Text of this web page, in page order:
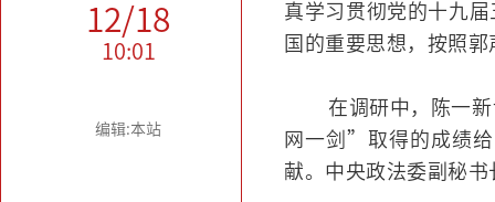
12/18
10:01
编辑:本站
真学习贯彻党的十九
国的重要思想，按照
在调研中，陈一
网一剑”取得的成绩
献。中央政法委副秘